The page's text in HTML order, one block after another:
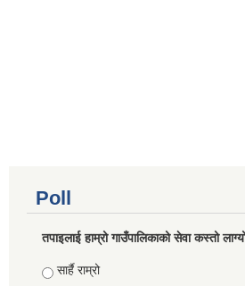
Poll
तपाइलाई हाम्रो गाउँपालिकाको सेवा कस्तो
Choices
सार्है राम्रो